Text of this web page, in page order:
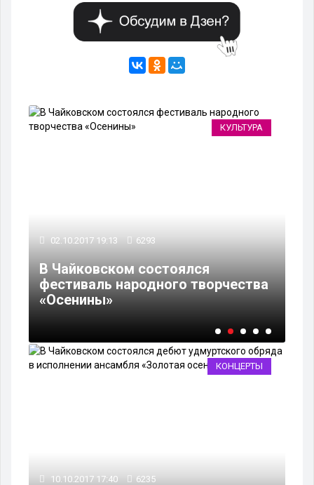
КУЛЬТУРА
02.10.2017 19:13 6293
В Чайковском состоялся
фестиваль народного творчества
«Осенины»
КОНЦЕРТЫ
10.10.2017 17:40 6235